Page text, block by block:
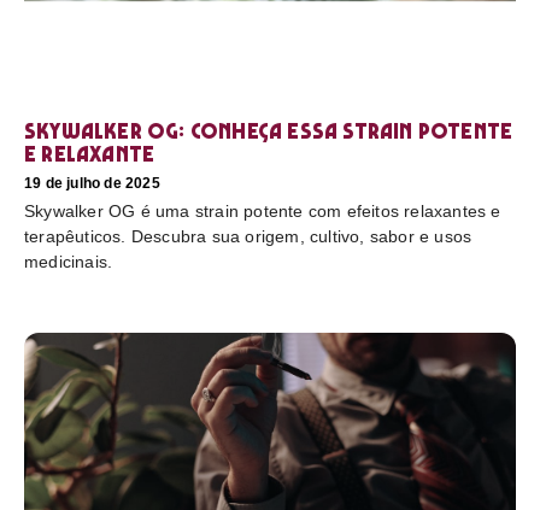
Skywalker OG: conheça essa strain potente
e relaxante
19 de julho de 2025
Skywalker OG é uma strain potente com efeitos relaxantes e
terapêuticos. Descubra sua origem, cultivo, sabor e usos
medicinais.